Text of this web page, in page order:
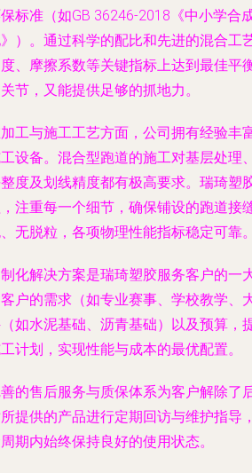
标准（如GB 36246-2018《中小学合
）。通过科学的配比和先进的混合工
、摩擦系数等关键指标上达到最佳平
节，又能提供足够的抓地力。
加工与施工工艺方面，公司拥有经验丰
设备。混合型跑道的施工对基层处理
度及划线精度都有极高要求。瑞琦塑
注重每一个细节，确保铺设的跑道接
无脱粒，各项物理性能指标稳定可靠。
化解决方案是瑞琦塑胶服务客户的一
户的需求（如专业赛事、学校教学、
如水泥基础、沥青基础）以及预算，
计划，实现性能与成本的最优配置。
的售后服务与质保体系为客户解除了
提供的产品进行定期回访与维护指导
期内始终保持良好的使用状态。